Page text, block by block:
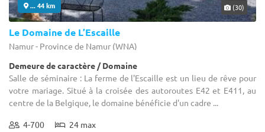
... 44 km (30)
Le Domaine de L’Escaille
Namur - Province de Namur (WNA)
Demeure de caractère / Domaine
Salle de séminaire : La ferme de l'Escaille est un lieu de rêve pour
votre mariage. Situé à la croisée des autoroutes E42 et E411, au
centre de la Belgique, le domaine bénéficie d'un cadre ...
4-700 24 max